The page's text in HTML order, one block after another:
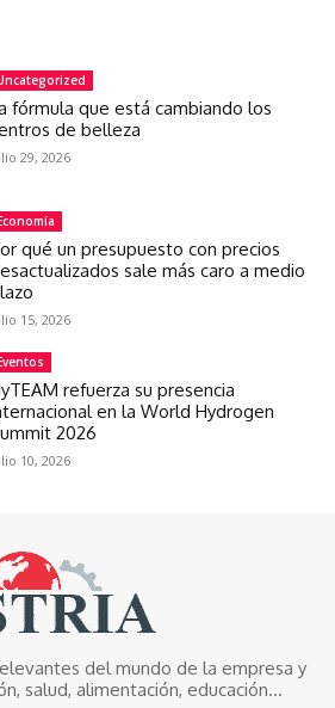
fórmula que está cambiando los
de belleza
29, 2026
qué un presupuesto con precios
sale más caro a medio
15, 2026
refuerza su presencia
en la World Hydrogen
2026
10, 2026
del mundo de la empresa y
salud, alimentación, educación...